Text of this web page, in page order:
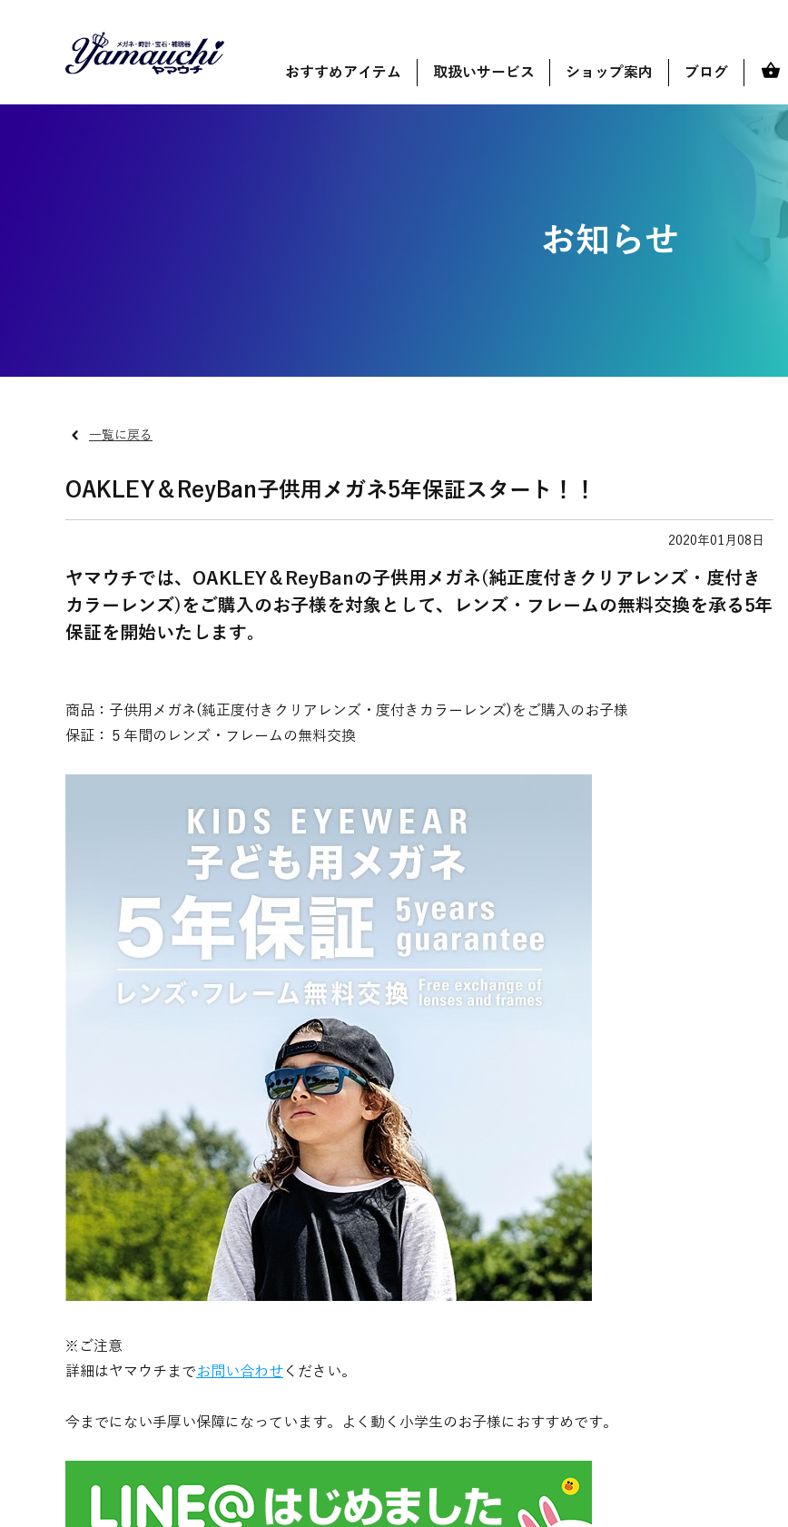
おすすめアイテム 取扱いサービス ショップ案内 ブログ
お知らせ
一覧に戻る
OAKLEY＆ReyBan子供用メガネ5年保証スタート！！
2020年01月08日
ヤマウチでは、OAKLEY＆ReyBanの子供用メガネ(純正度付きクリアレンズ・度付き
カラーレンズ)をご購入のお子様を対象として、レンズ・フレームの無料交換を承る5年
保証を開始いたします。
商品：子供用メガネ(純正度付きクリアレンズ・度付きカラーレンズ)をご購入のお子様
保証：５年間のレンズ・フレームの無料交換
※ご注意
詳細はヤマウチまでお問い合わせ ください。
今までにない手厚い保障になっています。よく動く小学生のお子様におすすめです。